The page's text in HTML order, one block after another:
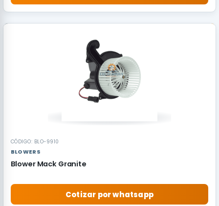
CÓDIGO: BLO-9910
BLOWERS
Blower Mack Granite
Cotizar por whatsapp